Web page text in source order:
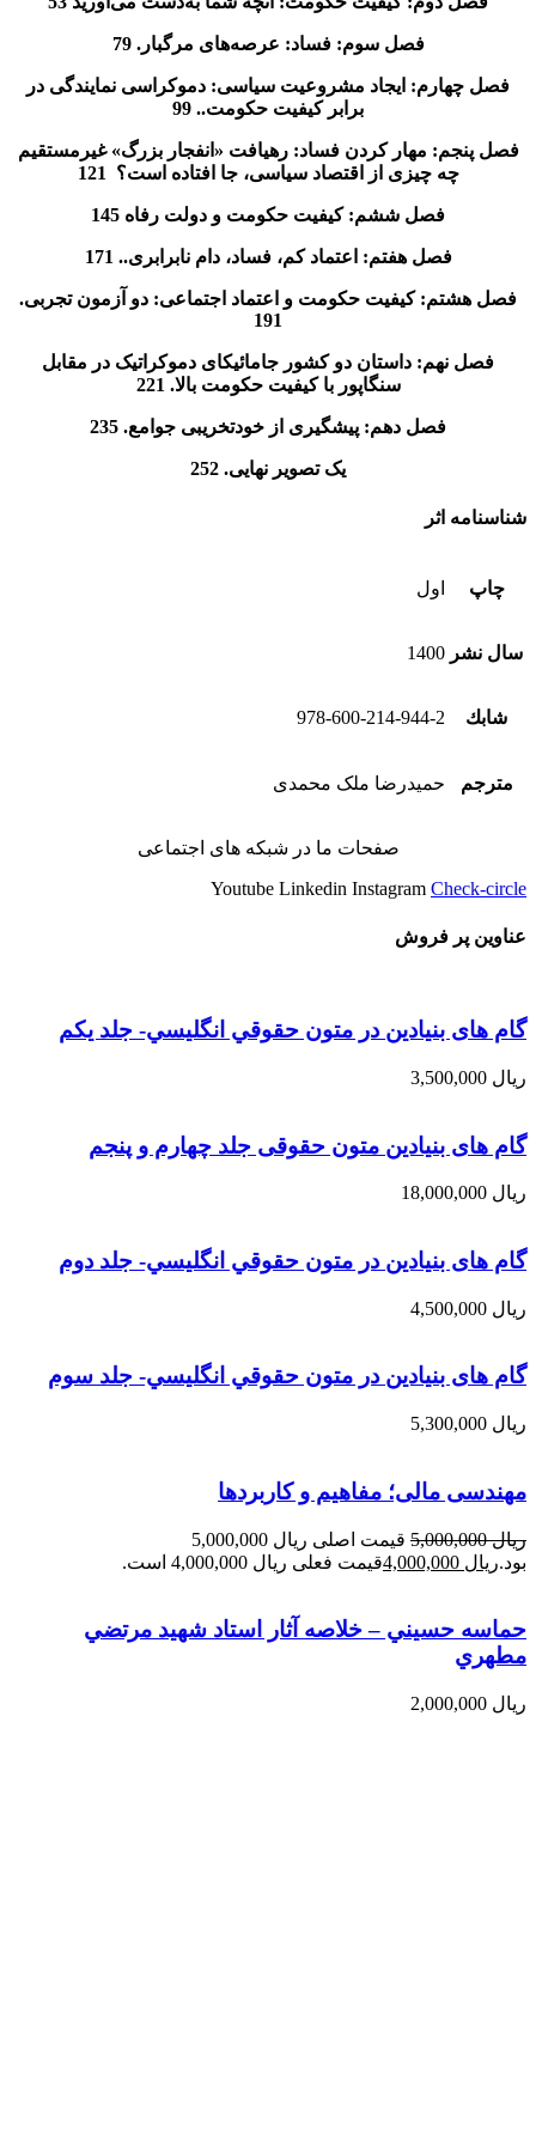
فصل سوم: فساد: عرصه‌های مرگبار. 79
فصل چهارم: ایجاد مشروعیت سیاسی: دموکراسی نمایندگی در
برابر کیفیت حکومت.. 99
فصل پنجم: مهار کردن فساد: رهیافت «انفجار بزرگ» غیرمستقیم‌
چه چیزی از اقتصاد سیاسی، جا افتاده است؟ 121
فصل ششم: کیفیت حکومت و دولت رفاه 145
فصل هفتم: اعتماد کم، فساد، دام نابرابری.. 171
فصل هشتم: کیفیت حکومت و اعتماد اجتماعی: دو آزمون تجربی.
191
فصل نهم: داستان دو کشور جامائیکای دموکراتیک در مقابل
سنگاپور با کیفیت حکومت بالا. 221
فصل دهم: پیشگیری از خودتخریبی جوامع. 235
یک تصویر نهایی. 252
شناسنامه اثر
چاپ اول
سال نشر 1400
شابك 978-600-214-944-2
مترجم حمیدرضا ملک محمدی
صفحات ما در شبکه های اجتماعی
Youtube Linkedin Instagram Check-circle
عناوین پر فروش
گام های بنیادین در متون حقوقي انگليسي- جلد يكم
ریال
گام های بنیادین متون حقوقی جلد چهارم و پنجم
ریال
گام های بنیادین در متون حقوقي انگليسي- جلد دوم
ریال
گام های بنیادین در متون حقوقي انگليسي- جلد سوم
ریال
مهندسی مالی؛ مفاهیم و کاربردها
ریال5,000,000
قیمت اصلی ریال 5,000,000
بود.ریال قیمت فعلی ریال 4,000,000 است.
حماسه حسيني – خلاصه آثار استاد شهيد مرتضي
مطهري
ریال